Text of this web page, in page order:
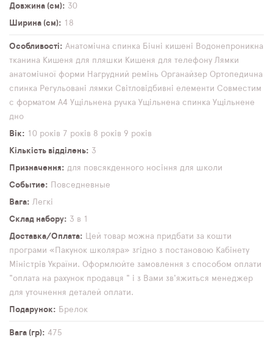
Довжина (см)
30
Ширина (см)
18
Особливості Анатомічна спинка Бічні кишені Водонепроникна
тканина Кишеня для пляшки Кишеня для телефону Лямки
анатомічної форми Нагрудний ремінь Органайзер Ортопедична
спинка Регульовані лямки Світловідбивні елементи Совместим
с форматом А4 Ущільнена ручка Ущільнена спинка Ущільнене
дно
Вік
10 років 7 років 8 років 9 років
Кількість відділень
3
Призначення
для повсякденного носіння для школи
Событие
Повседневные
Вага
Легкі
Склад набору
3 в 1
Доставка/Оплата
Цей товар можна придбати за кошти
програми «Пакунок школяра» згідно з постановою Кабінету
Міністрів України. Оформлюйте замовлення з способом оплати
"оплата на рахунок продавця " і з Вами зв'яжиться менеджер
для уточнення деталей оплати.
Подарунок
Брелок
Вага (гр) 475